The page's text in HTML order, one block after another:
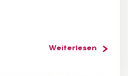
Weiterlesen